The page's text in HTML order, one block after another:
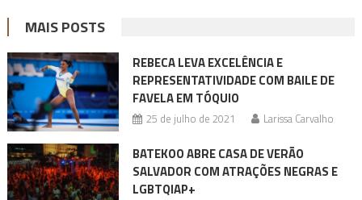
MAIS POSTS
REBECA LEVA EXCELÊNCIA E
REPRESENTATIVIDADE COM BAILE DE
FAVELA EM TÓQUIO
25 de julho de 2021 Larissa Carvalho
BATEKOO ABRE CASA DE VERÃO
SALVADOR COM ATRAÇÕES NEGRAS E
LGBTQIAP+